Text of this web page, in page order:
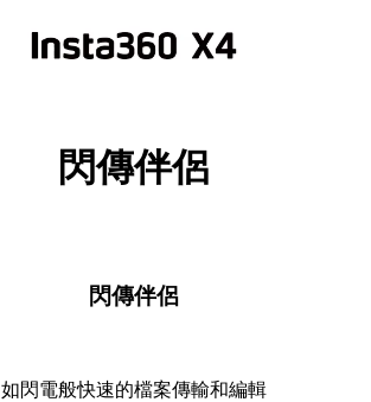
閃傳伴侶
閃傳伴侶
如閃電般快速的檔案傳輸和編輯